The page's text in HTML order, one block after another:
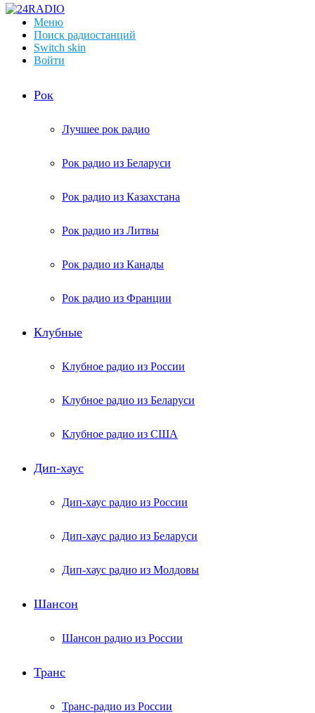
Меню
Поиск радиостанций
Switch skin
Войти
Рок
Лучшее рок радио
Рок радио из Беларуси
Рок радио из Казахстана
Рок радио из Литвы
Рок радио из Канады
Рок радио из Франции
Клубные
Клубное радио из России
Клубное радио из Беларуси
Клубное радио из США
Дип-хаус
Дип-хаус радио из России
Дип-хаус радио из Беларуси
Дип-хаус радио из Молдовы
Шансон
Шансон радио из России
Транс
Транс-радио из России